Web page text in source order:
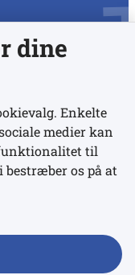
dine
Enkelte
medier kan
til
os på at